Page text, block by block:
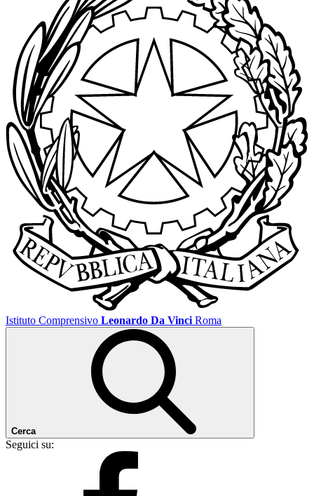
Istituto Comprensivo Leonardo Da Vinci Roma
Cerca
Seguici su: